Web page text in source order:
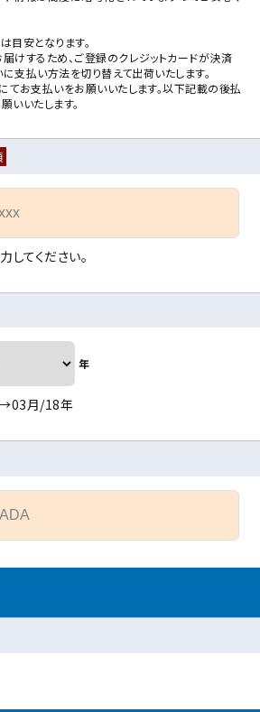
目安となります。
するため、ご登録のクレジットカードが決済
支払い方法を切り替えて出荷いたします。
てお支払いをお願いいたします。以下記載の後払
いいたします。
てください。
年
月/18年